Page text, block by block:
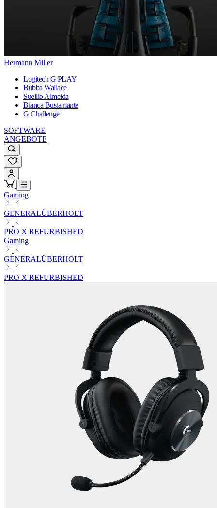
Hermann Miller
Logitech G PLAY
Bubba Wallace
Suellio Almeida
Bianca Bustamante
G Challenge
SOFTWARE
ANGEBOTE
Gaming
GENERALÜBERHOLT
PRO X REFURBISHED
Gaming
GENERALÜBERHOLT
PRO X REFURBISHED